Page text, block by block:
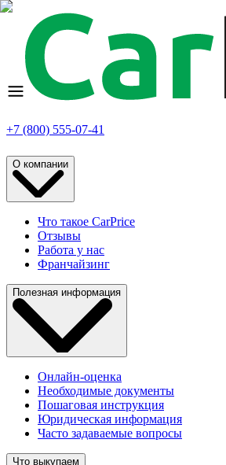
+7 (800) 555-07-41
О компании
Что такое CarPrice
Отзывы
Работа у нас
Франчайзинг
Полезная информация
Онлайн-оценка
Необходимые документы
Пошаговая инструкция
Юридическая информация
Часто задаваемые вопросы
Что выкупаем